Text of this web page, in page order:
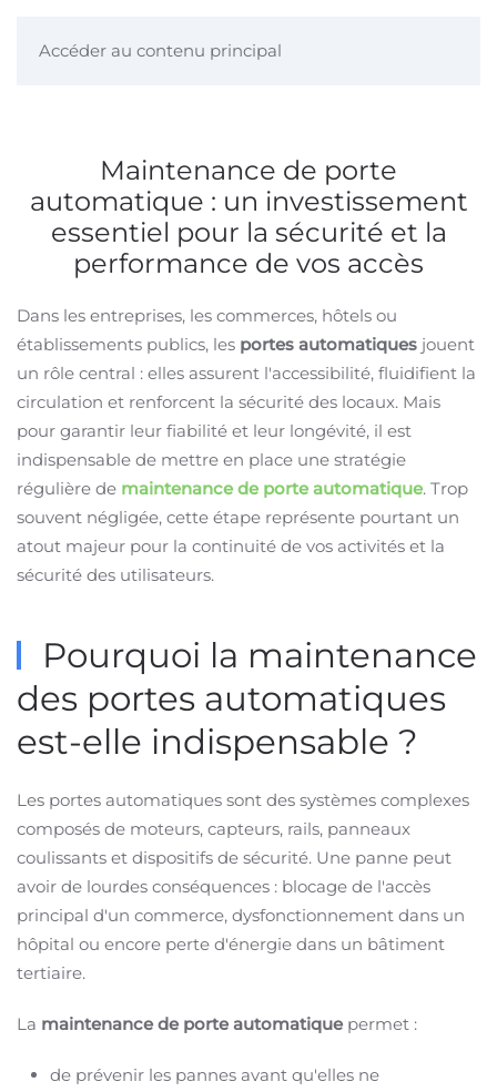
Accéder au contenu principal
Maintenance de porte
automatique : un investissement
essentiel pour la sécurité et la
performance de vos accès
Dans les entreprises, les commerces, hôtels ou
établissements publics, les portes automatiques jouent
un rôle central : elles assurent l'accessibilité, fluidifient la
circulation et renforcent la sécurité des locaux. Mais
pour garantir leur fiabilité et leur longévité, il est
indispensable de mettre en place une stratégie
régulière de maintenance de porte automatique. Trop
souvent négligée, cette étape représente pourtant un
atout majeur pour la continuité de vos activités et la
sécurité des utilisateurs.
Pourquoi la maintenance
des portes automatiques
est-elle indispensable ?
Les portes automatiques sont des systèmes complexes
composés de moteurs, capteurs, rails, panneaux
coulissants et dispositifs de sécurité. Une panne peut
avoir de lourdes conséquences : blocage de l'accès
principal d'un commerce, dysfonctionnement dans un
hôpital ou encore perte d'énergie dans un bâtiment
tertiaire.
La maintenance de porte automatique permet :
de prévenir les pannes avant qu'elles ne